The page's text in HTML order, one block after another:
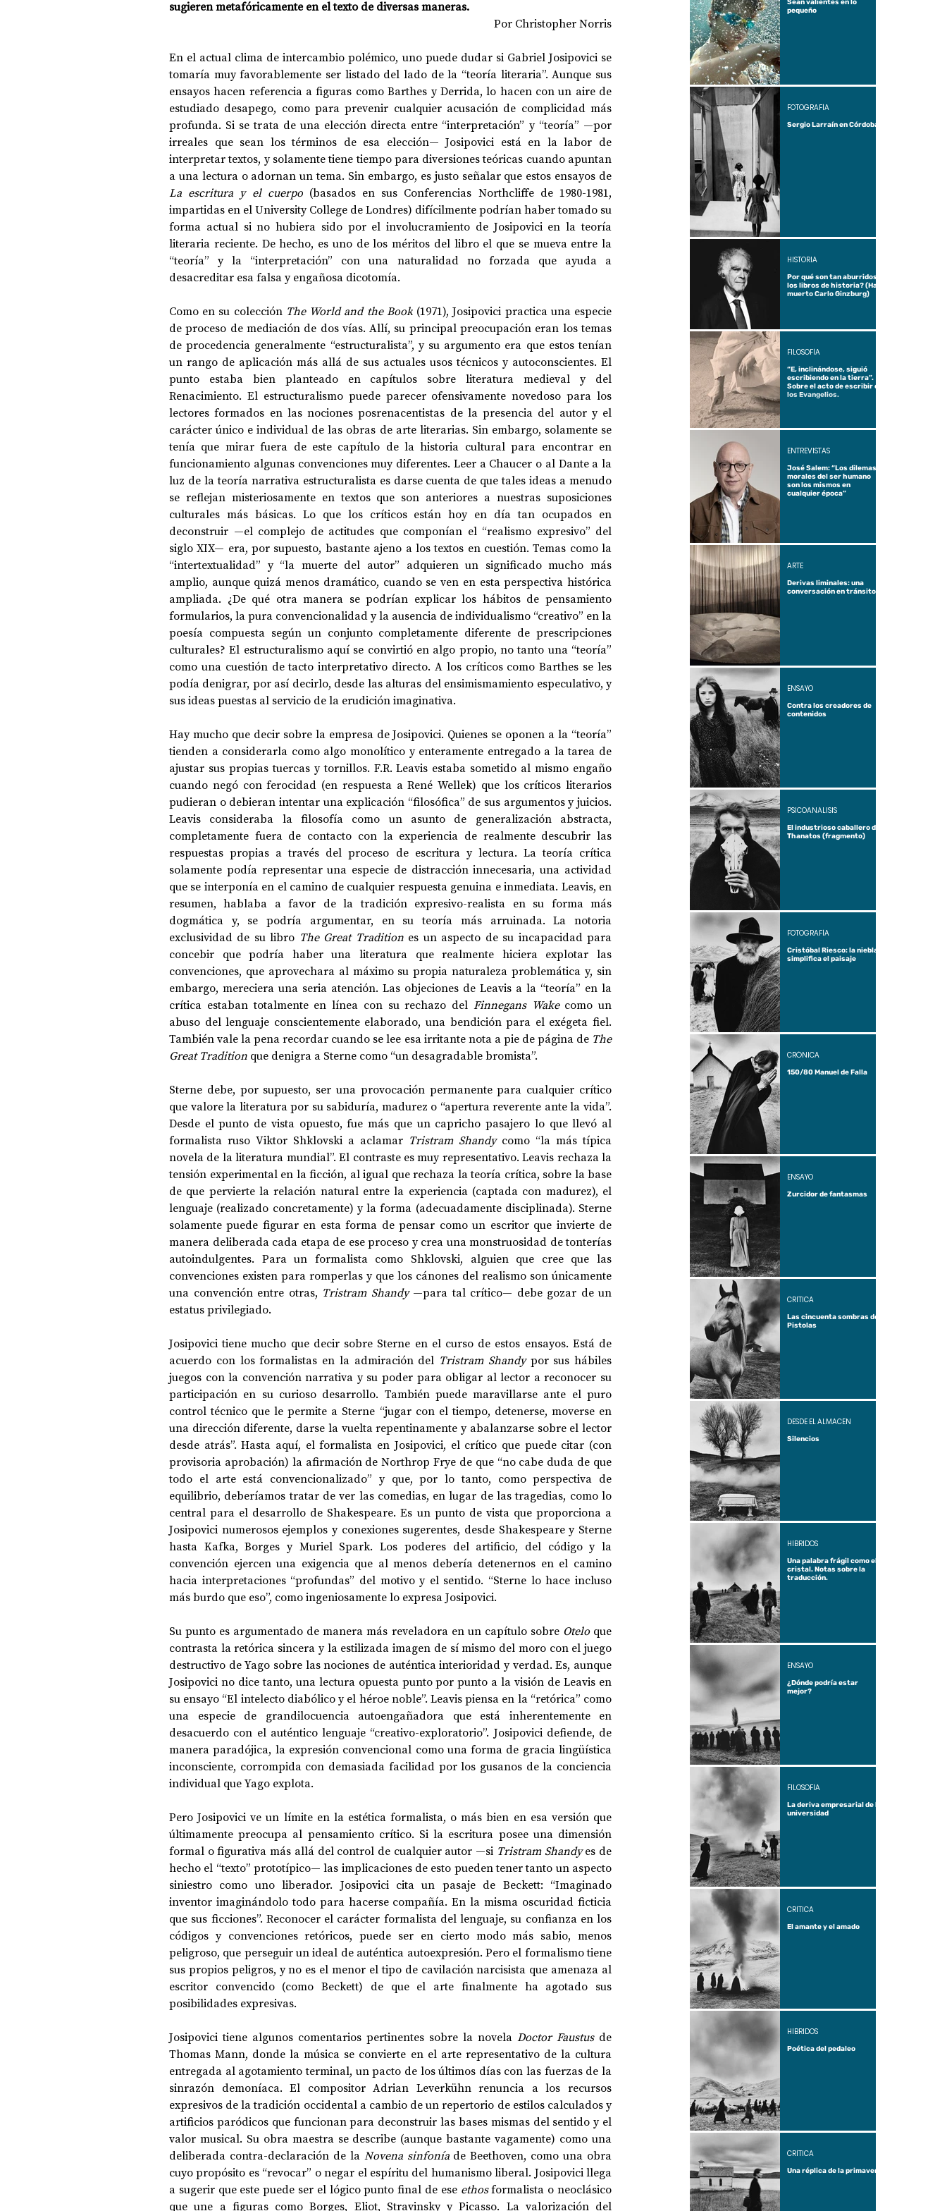
CIENCIA Y TECNOLOGÍA
sugieren metafóricamente en el texto de diversas maneras.
Por Christopher Norris
En el actual clima de intercambio polémico, uno puede dudar si Gabriel Josipovici se
tomaría muy favorablemente ser listado del lado de la “teoría literaria”. Aunque sus
ensayos hacen referencia a figuras como Barthes y Derrida, lo hacen con un aire de
estudiado desapego, como para prevenir cualquier acusación de complicidad más
profunda. Si se trata de una elección directa entre “interpretación” y “teoría” —por
irreales que sean los términos de esa elección— Josipovici está en la labor de
interpretar textos, y solamente tiene tiempo para diversiones teóricas cuando apuntan
La escritura y el cuerpo (basados en sus Conferencias Northcliffe de 1980-1981,
impartidas en el University College de Londres) difícilmente podrían haber tomado su
forma actual si no hubiera sido por el involucramiento de Josipovici en la teoría
literaria reciente. De hecho, es uno de los méritos del libro el que se mueva entre la
“teoría” y la “interpretación” con una naturalidad no forzada que ayuda a
desacreditar esa falsa y engañosa dicotomía.
Como en su colección The World and the Book (1971), Josipovici practica una especie
de proceso de mediación de dos vías. Allí, su principal preocupación eran los temas
de procedencia generalmente “estructuralista”, y su argumento era que estos tenían
un rango de aplicación más allá de sus actuales usos técnicos y autoconscientes. El
punto estaba bien planteado en capítulos sobre literatura medieval y del
Renacimiento. El estructuralismo puede parecer ofensivamente novedoso para los
lectores formados en las nociones posrenacentistas de la presencia del autor y el
carácter único e individual de las obras de arte literarias. Sin embargo, solamente se
tenía que mirar fuera de este capítulo de la historia cultural para encontrar en
funcionamiento algunas convenciones muy diferentes. Leer a Chaucer o al Dante a la
luz de la teoría narrativa estructuralista es darse cuenta de que tales ideas a menudo
se reflejan misteriosamente en textos que son anteriores a nuestras suposiciones
culturales más básicas. Lo que los críticos están hoy en día tan ocupados en
deconstruir —el complejo de actitudes que componían el “realismo expresivo” del
siglo XIX— era, por supuesto, bastante ajeno a los textos en cuestión. Temas como la
“intertextualidad” y “la muerte del autor” adquieren un significado mucho más
amplio, aunque quizá menos dramático, cuando se ven en esta perspectiva histórica
ampliada. ¿De qué otra manera se podrían explicar los hábitos de pensamiento
formularios, la pura convencionalidad y la ausencia de individualismo “creativo” en la
poesía compuesta según un conjunto completamente diferente de prescripciones
culturales? El estructuralismo aquí se convirtió en algo propio, no tanto una “teoría”
como una cuestión de tacto interpretativo directo. A los críticos como Barthes se les
podía denigrar, por así decirlo, desde las alturas del ensimismamiento especulativo, y
sus ideas puestas al servicio de la erudición imaginativa.
Hay mucho que decir sobre la empresa de Josipovici. Quienes se oponen a la “teoría”
tienden a considerarla como algo monolítico y enteramente entregado a la tarea de
ajustar sus propias tuercas y tornillos. F.R. Leavis estaba sometido al mismo engaño
cuando negó con ferocidad (en respuesta a René Wellek) que los críticos literarios
pudieran o debieran intentar una explicación “filosófica” de sus argumentos y juicios.
Leavis consideraba la filosofía como un asunto de generalización abstracta,
completamente fuera de contacto con la experiencia de realmente descubrir las
respuestas propias a través del proceso de escritura y lectura. La teoría crítica
solamente podía representar una especie de distracción innecesaria, una actividad
que se interponía en el camino de cualquier respuesta genuina e inmediata. Leavis, en
resumen, hablaba a favor de la tradición expresivo-realista en su forma más
dogmática y, se podría argumentar, en su teoría más arruinada. La notoria
exclusividad de su libro The Great Tradition es un aspecto de su incapacidad para
concebir que podría haber una literatura que realmente hiciera explotar las
convenciones, que aprovechara al máximo su propia naturaleza problemática y, sin
embargo, mereciera una seria atención. Las objeciones de Leavis a la “teoría” en la
crítica estaban totalmente en línea con su rechazo del Finnegans Wake como un
abuso del lenguaje conscientemente elaborado, una bendición para el exégeta fiel.
También vale la pena recordar cuando se lee esa irritante nota a pie de página de The
Great Tradition que denigra a Sterne como “un desagradable bromista”.
Sterne debe, por supuesto, ser una provocación permanente para cualquier crítico
que valore la literatura por su sabiduría, madurez o “apertura reverente ante la vida”.
Desde el punto de vista opuesto, fue más que un capricho pasajero lo que llevó al
formalista ruso Viktor Shklovski a aclamar Tristram Shandy como “la más típica
novela de la literatura mundial”. El contraste es muy representativo. Leavis rechaza la
tensión experimental en la ficción, al igual que rechaza la teoría crítica, sobre la base
de que pervierte la relación natural entre la experiencia (captada con madurez), el
lenguaje (realizado concretamente) y la forma (adecuadamente disciplinada). Sterne
solamente puede figurar en esta forma de pensar como un escritor que invierte de
manera deliberada cada etapa de ese proceso y crea una monstruosidad de tonterías
autoindulgentes. Para un formalista como Shklovski, alguien que cree que las
convenciones existen para romperlas y que los cánones del realismo son únicamente
una convención entre otras, Tristram Shandy —para tal crítico— debe gozar de un
estatus privilegiado.
Josipovici tiene mucho que decir sobre Sterne en el curso de estos ensayos. Está de
acuerdo con los formalistas en la admiración del Tristram Shandy por sus hábiles
juegos con la convención narrativa y su poder para obligar al lector a reconocer su
participación en su curioso desarrollo. También puede maravillarse ante el puro
control técnico que le permite a Sterne “jugar con el tiempo, detenerse, moverse en
una dirección diferente, darse la vuelta repentinamente y abalanzarse sobre el lector
desde atrás”. Hasta aquí, el formalista en Josipovici, el crítico que puede citar (con
provisoria aprobación) la afirmación de Northrop Frye de que “no cabe duda de que
todo el arte está convencionalizado” y que, por lo tanto, como perspectiva de
equilibrio, deberíamos tratar de ver las comedias, en lugar de las tragedias, como lo
central para el desarrollo de Shakespeare. Es un punto de vista que proporciona a
Josipovici numerosos ejemplos y conexiones sugerentes, desde Shakespeare y Sterne
hasta Kafka, Borges y Muriel Spark. Los poderes del artificio, del código y la
convención ejercen una exigencia que al menos debería detenernos en el camino
hacia interpretaciones “profundas” del motivo y el sentido. “Sterne lo hace incluso
más burdo que eso”, como ingeniosamente lo expresa Josipovici.
Su punto es argumentado de manera más reveladora en un capítulo sobre Otelo que
contrasta la retórica sincera y la estilizada imagen de sí mismo del moro con el juego
destructivo de Yago sobre las nociones de auténtica interioridad y verdad. Es, aunque
Josipovici no dice tanto, una lectura opuesta punto por punto a la visión de Leavis en
su ensayo “El intelecto diabólico y el héroe noble”. Leavis piensa en la “retórica” como
una especie de grandilocuencia autoengañadora que está inherentemente en
desacuerdo con el auténtico lenguaje “creativo-exploratorio”. Josipovici defiende, de
manera paradójica, la expresión convencional como una forma de gracia lingüística
inconsciente, corrompida con demasiada facilidad por los gusanos de la conciencia
individual que Yago explota.
Pero Josipovici ve un límite en la estética formalista, o más bien en esa versión que
últimamente preocupa al pensamiento crítico. Si la escritura posee una dimensión
formal o figurativa más allá del control de cualquier autor —si Tristram Shandy es de
hecho el “texto” prototípico— las implicaciones de esto pueden tener tanto un aspecto
siniestro como uno liberador. Josipovici cita un pasaje de Beckett: “Imaginado
inventor imaginándolo todo para hacerse compañía. En la misma oscuridad ficticia
que sus ficciones”. Reconocer el carácter formalista del lenguaje, su confianza en los
códigos y convenciones retóricos, puede ser en cierto modo más sabio, menos
peligroso, que perseguir un ideal de auténtica autoexpresión. Pero el formalismo tiene
sus propios peligros, y no es el menor el tipo de cavilación narcisista que amenaza al
escritor convencido (como Beckett) de que el arte finalmente ha agotado sus
posibilidades expresivas.
Josipovici tiene algunos comentarios pertinentes sobre la novela Doctor Faustus de
Thomas Mann, donde la música se convierte en el arte representativo de la cultura
entregada al agotamiento terminal, un pacto de los últimos días con las fuerzas de la
sinrazón demoníaca. El compositor Adrian Leverkühn renuncia a los recursos
expresivos de la tradición occidental a cambio de un repertorio de estilos calculados y
artificios paródicos que funcionan para deconstruir las bases mismas del sentido y el
valor musical. Su obra maestra se describe (aunque bastante vagamente) como una
deliberada contra-declaración de la Novena sinfonía de Beethoven, como una obra
cuyo propósito es “revocar” o negar el espíritu del humanismo liberal. Josipovici llega
a sugerir que este puede ser el lógico punto final de ese ethos formalista o neoclásico
que une a figuras como Borges, Eliot, Stravinsky y Picasso. La valorización del
Sean valientes en lo
pequeño
Sergio Larraín en Córdoba
FOTOGRAFÍA
Por qué son tan aburridos
los libros de historia? (Ha
muerto Carlo Ginzburg)
HISTORIA
“E, inclinándose, siguió
escribiendo en la tierra”.
Sobre el acto de escribir en
los Evangelios.
FILOSOFÍA
José Salem: “Los dilemas
morales del ser humano
son los mismos en
cualquier época”
ENTREVISTAS
Derivas liminales: una
conversación en tránsito
ARTE
Contra los creadores de
contenidos
ENSAYO
El industrioso caballero de
Thanatos (fragmento)
PSICOANÁLISIS
Cristóbal Riesco: la niebla
simplifica el paisaje
FOTOGRAFÍA
150/80 Manuel de Falla
CRÓNICA
Zurcidor de fantasmas
ENSAYO
Las cincuenta sombras de
Pistolas
CRÍTICA
Silencios
DESDE EL ALMACÉN
Una palabra frágil como el
cristal. Notas sobre la
traducción.
HÍBRIDOS
¿Dónde podría estar
mejor?
ENSAYO
La deriva empresarial de la
universidad
FILOSOFÍA
El amante y el amado
CRÍTICA
Poética del pedaleo
HÍBRIDOS
Una réplica de la primavera
CRÍTICA